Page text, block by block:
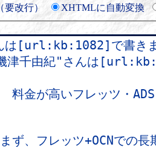
改行）
XHTMLに自動変換